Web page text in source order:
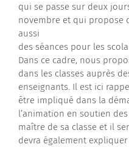
qui se passe sur deux
novembre et qui propose
aussi
des séances pour les
Dans ce cadre, nous
dans les classes auprès
enseignants. Il est ici
être impliqué dans la
l’animation en soutien
maître de sa classe et il
devra également